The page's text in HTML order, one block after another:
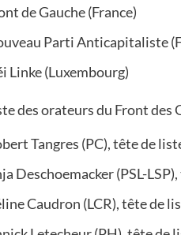
de Gauche (France)
Parti Anticapitaliste
Linke (Luxembourg)
des orateurs du Front des
Tangres (PC), tête de
Deschoemacker (PSL-
Caudron (LCR), tête de